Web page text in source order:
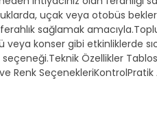
uçak veya otobüs
sağlamak
konser gibi etkinliklerde
Özellikler
ve Renk